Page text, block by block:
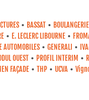
• BASSAT •
• E. LECLERC LIBOURNE •
AUTOMOBILES • GENERALI •
OUEST • PROFIL INTERIM •
FAÇADE • THP • UCVA •